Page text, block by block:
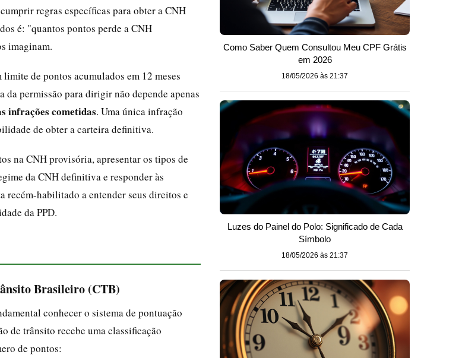
regras específicas para obter a CNH
é: "quantos pontos perde a CNH
imaginam.
de pontos acumulados em 12 meses
permissão para dirigir não depende apenas
infrações cometidas. Uma única infração
de obter a carteira definitiva.
na CNH provisória, apresentar os tipos de
da CNH definitiva e responder às
recém-habilitado a entender seus direitos e
da PPD.
Brasileiro (CTB)
conhecer o sistema de pontuação
de trânsito recebe uma classificação
de pontos:
Como Saber Quem Consultou Meu CPF Grátis
em 2026
18/05/2026 às 21:37
Luzes do Painel do Polo: Significado de Cada
Símbolo
18/05/2026 às 21:37